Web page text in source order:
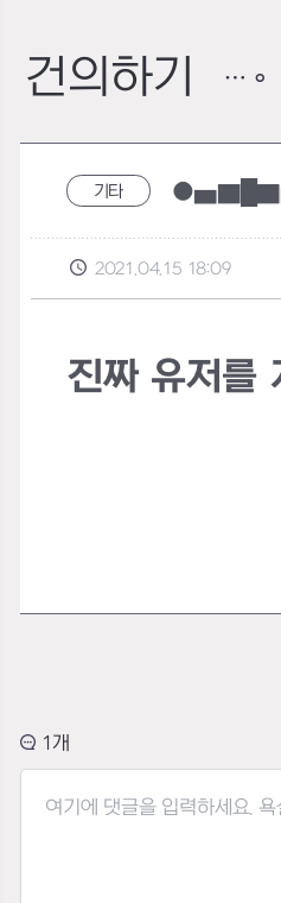
건의하기
기타
2021.04.15 18:09
진짜 유저를
1